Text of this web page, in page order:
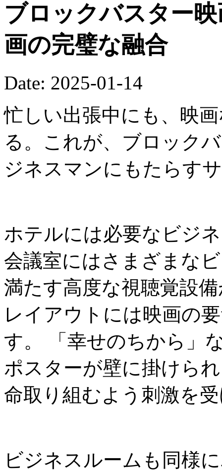
ブロックバスター
画の完璧な融合
Date: 2025-01-14
忙しい出張中にも、映
る。これが、ブロック
ジネスマンにもたらす
ホテルには必要なビジ
会議室にはさまざまな
満たす高度な視聴覚設
レイアウトには映画の
す。 「幸せのちから」
ポスターが壁に掛けら
命取り組むよう刺激を
ビジネスルームも同様